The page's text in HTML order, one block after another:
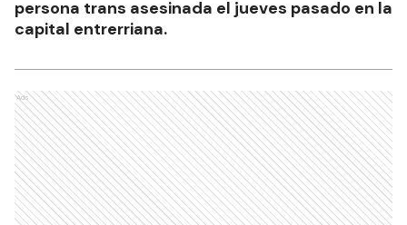
persona trans asesinada el jueves pasado en la
capital entrerriana.
Ads